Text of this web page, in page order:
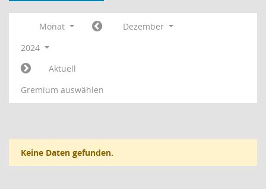
Monat
Dezember
2024
Aktuell
Gremium auswählen
Keine Daten gefunden.